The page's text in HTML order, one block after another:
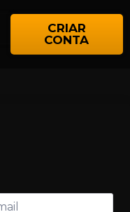
CRIAR
CONTA